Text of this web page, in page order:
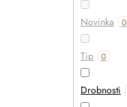
Novinka 0
Tip 0
Drobnosti